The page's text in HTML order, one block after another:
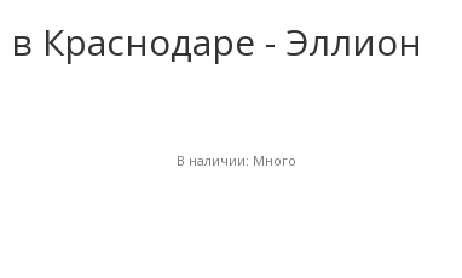
Краснодаре - Эллион
В наличии: Много